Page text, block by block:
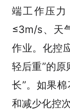
端工作压
≤3m/s、天
作业。化控
轻后重”的原
长”。如果
和减少化控